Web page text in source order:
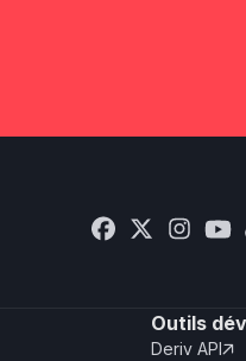
Outils
Deriv API